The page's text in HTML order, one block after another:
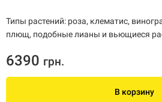
Типы растений: роза, клематис,
плющ, подобные лианы и вьющиеся
6390 грн.
В корзину